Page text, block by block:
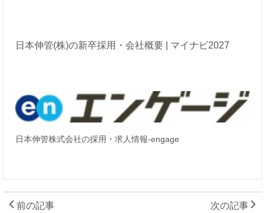
日本伸管(株)の新卒採用・会社概要 | マイナビ2027
日本伸管株式会社の採用・求人情報-engage
前の記事 次の記事